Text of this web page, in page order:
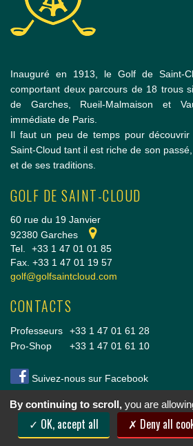
Inauguré en 1913, le Golf de Saint-
comportant deux parcours de 18 trous
de Garches, Rueil-Malmaison et
immédiate de Paris.
Il faut un peu de temps pour
Saint-Cloud tant il est riche de son
et de ses traditions.
GOLF DE SAINT-CLOUD
60 rue du 19 Janvier
92380 Garches
Tel.
+33 1 47 01 01 85
Fax. +33 1 47 01 19 57
golf@golfsaintcloud.com
CONTACTS
Professeurs
+33 1 47 01 61 28
Pro-Shop
+33 1 47 01 61 10
Suivez-nous sur Facebook
Copyright © 2014 Golf de Saint-Cloud |Conditions
& crédits |Cookies|Politique de confidentialité Nous
2014
By continuing to scroll, you are
OK, accept all Deny all